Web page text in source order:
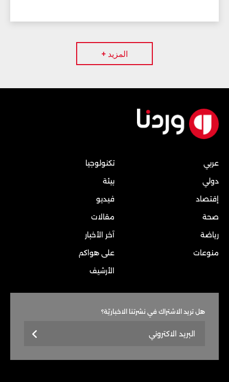
المزيد +
عربي
دولي
إقتصاد
صحة
رياضة
منوعات
تكنولوجيا
بيئة
فيديو
مقالات
آخر الأخبار
على هواكم
الأرشيف
هل تريد الاشتراك في نشرتنا الاخباريّة؟